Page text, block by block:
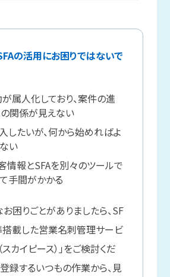
の活用にお困りではないで
属人化しており、案件の進
関係が見えない
したいが、何から始めればよ
い
情報とSFAを別々のツールで
手間がかかる
お困りごとがありましたら、SF
載した営業名刺管理サービ
スカイピース）」をご検討くだ
録するいつもの作業から、見